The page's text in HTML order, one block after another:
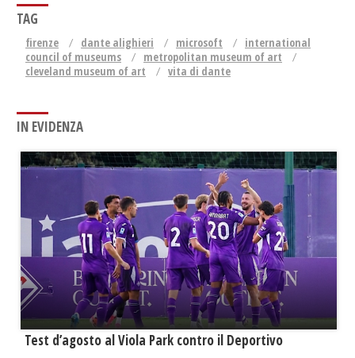
TAG
firenze dante alighieri microsoft
international
council of museums
metropolitan museum of art
cleveland museum of art
vita di dante
IN EVIDENZA
Test d’agosto al Viola Park contro il Deportivo